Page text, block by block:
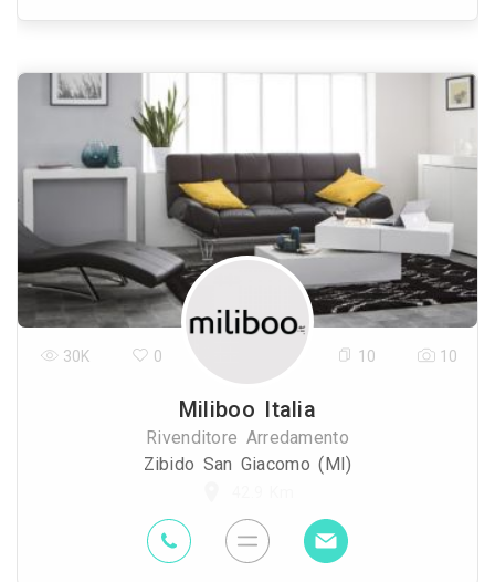
Miliboo Italia
Rivenditore Arredamento
Zibido San Giacomo (MI)
30K 0 10 10